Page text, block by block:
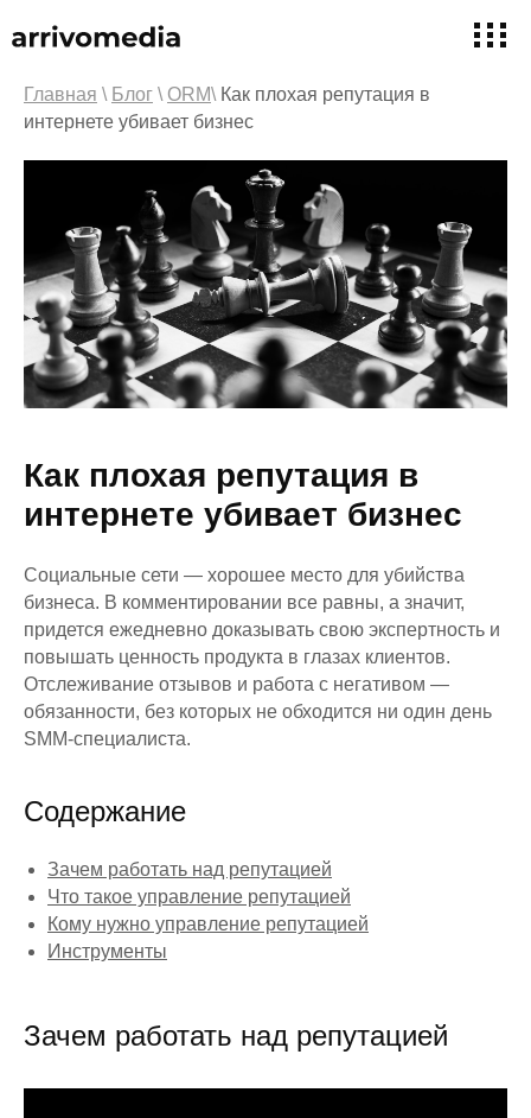
Главная \ Блог \ ORM\ Как плохая репутация в
интернете убивает бизнес
Как плохая репутация в
интернете убивает бизнес
Социальные сети — хорошее место для убийства
бизнеса. В комментировании все равны, а значит,
придется ежедневно доказывать свою экспертность и
повышать ценность продукта в глазах клиентов.
Отслеживание отзывов и работа с негативом —
обязанности, без которых не обходится ни один день
SMM-специалиста.
Содержание
Зачем работать над репутацией
Что такое управление репутацией
Кому нужно управление репутацией
Инструменты
Зачем работать над репутацией